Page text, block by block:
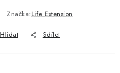
Značka:Life Extension
Hlídat Sdílet